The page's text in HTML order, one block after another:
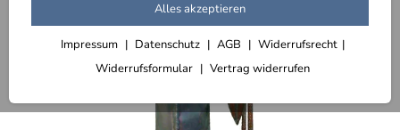
Alles akzeptieren
Impressum Datenschutz AGB
Widerrufsrecht
Widerrufsformular
Vertrag widerrufen